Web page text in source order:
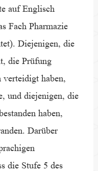
auf Englisch
Fach Pharmazie
Diejenigen, die
die Prüfung
verteidigt haben,
und diejenigen, die
haben,
Darüber
die Stufe 5 des